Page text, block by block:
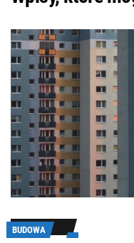
BUDOWA